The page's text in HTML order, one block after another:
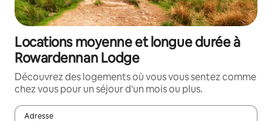
Locations moyenne et longue durée à
Rowardennan Lodge
Découvrez des logements où vous vous sentez comme
chez vous pour un séjour d'un mois ou plus.
Adresse